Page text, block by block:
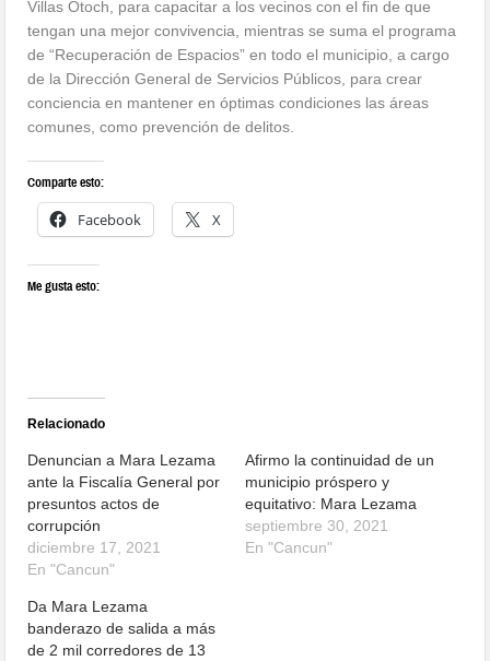
Villas Otoch, para capacitar a los vecinos con el fin de que
tengan una mejor convivencia, mientras se suma el programa
de “Recuperación de Espacios” en todo el municipio, a cargo
de la Dirección General de Servicios Públicos, para crear
conciencia en mantener en óptimas condiciones las áreas
comunes, como prevención de delitos.
Comparte esto:
Facebook X
Me gusta esto:
Relacionado
Denuncian a Mara Lezama
ante la Fiscalía General por
presuntos actos de
corrupción
diciembre 17, 2021
En "Cancun"
Afirmo la continuidad de un
municipio próspero y
equitativo: Mara Lezama
septiembre 30, 2021
En "Cancun"
Da Mara Lezama
banderazo de salida a más
de 2 mil corredores de 13